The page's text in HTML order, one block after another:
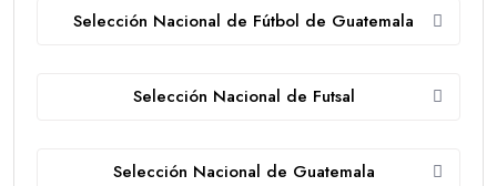
Selección Nacional de Fútbol de Guatemala
Selección Nacional de Futsal
Selección Nacional de Guatemala